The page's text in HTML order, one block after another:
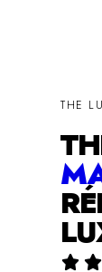
THE
 